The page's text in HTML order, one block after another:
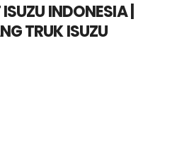
INDONESIA |
TRUK ISUZU